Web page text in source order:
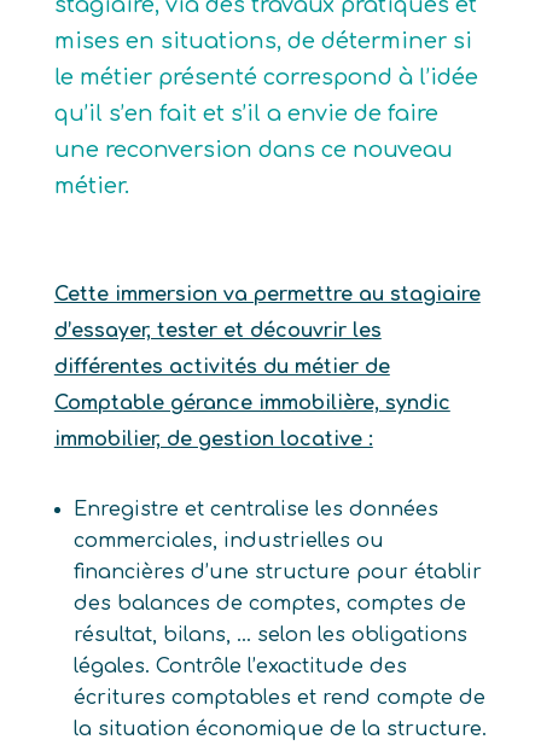
stagiaire, via des travaux pratiques et
mises en situations, de déterminer si
le métier présenté correspond à l’idée
qu’il s’en fait et s’il a envie de faire
une reconversion dans ce nouveau
métier.
Cette immersion va permettre au stagiaire
d’essayer, tester et découvrir les
différentes activités du métier de
Comptable gérance immobilière, syndic
immobilier, de gestion locative :
Enregistre et centralise les données
commerciales, industrielles ou
financières d’une structure pour établir
des balances de comptes, comptes de
résultat, bilans, … selon les obligations
légales. Contrôle l’exactitude des
écritures comptables et rend compte de
la situation économique de la structure.